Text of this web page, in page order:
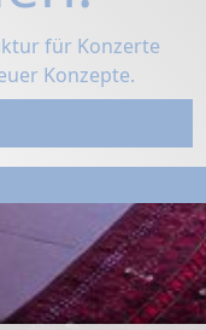
für Konzerte
Konzepte.